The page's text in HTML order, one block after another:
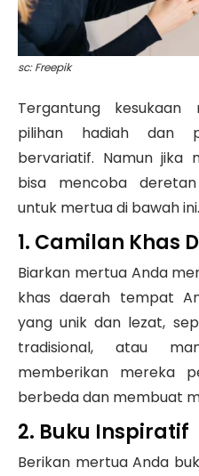
sc: Freepik
Tergantung
pilihan hadiah dan
bervariatif. Namun jika
bisa mencoba
untuk mertua di bawah
1. Camilan Khas
Biarkan mertua Anda
khas daerah tempat
yang unik dan lezat,
tradisional, atau
memberikan mereka
berbeda dan membuat
2. Buku Inspiratif
Berikan mertua Anda